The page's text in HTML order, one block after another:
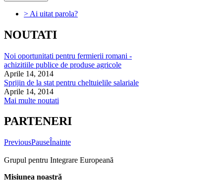
> Ai uitat parola?
NOUTATI
Noi oportunitati pentru fermierii romani -
achizitiile publice de produse agricole
Aprile 14, 2014
Sprijin de la stat pentru cheltuielile salariale
Aprile 14, 2014
Mai multe noutati
PARTENERI
PreviousPauseÎnainte
Grupul pentru Integrare Europeană
Misiunea noastră